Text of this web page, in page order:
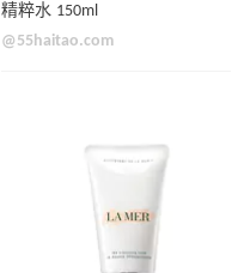
精粹水 150ml
@55haitao.com